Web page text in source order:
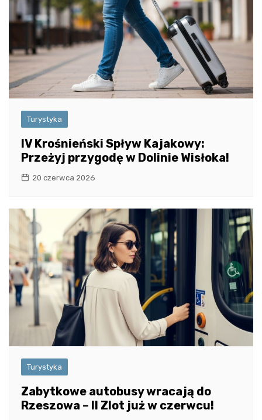
Turystyka
IV Krośnieński Spływ Kajakowy:
Przeżyj przygodę w Dolinie Wisłoka!
20 czerwca 2026
Turystyka
Zabytkowe autobusy wracają do
Rzeszowa – II Zlot już w czerwcu!